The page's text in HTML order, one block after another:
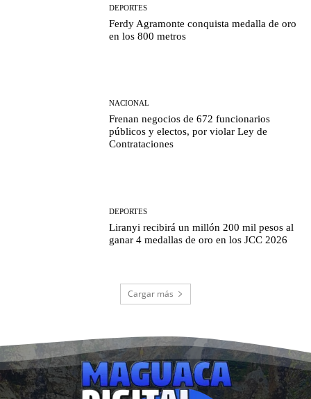
DEPORTES
Ferdy Agramonte conquista medalla de oro
en los 800 metros
NACIONAL
Frenan negocios de 672 funcionarios
públicos y electos, por violar Ley de
Contrataciones
DEPORTES
Liranyi recibirá un millón 200 mil pesos al
ganar 4 medallas de oro en los JCC 2026
Cargar más